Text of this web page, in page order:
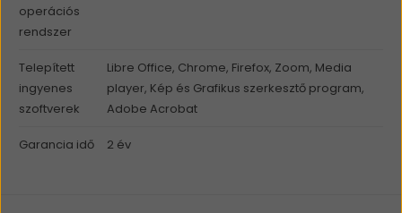
operációs
rendszer
Telepített
ingyenes
szoftverek
Libre Office, Chrome, Firefox, Zoom, Media
player, Kép és Grafikus szerkesztő program,
Adobe Acrobat
Garancia idő 2 év